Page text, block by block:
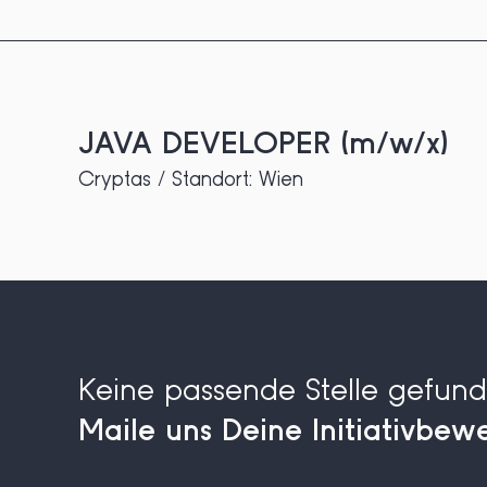
JAVA DEVELOPER (m/w/x)
Cryptas / Standort: Wien
Keine passende Stelle
Maile uns Deine